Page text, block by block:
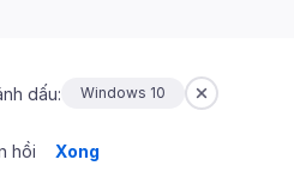
dấu: Windows 10
hồi Xong